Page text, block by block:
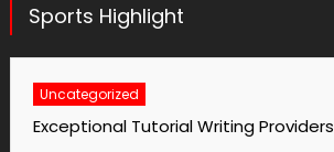
Sports Highlight
Uncategorized
Exceptional Tutorial Writing Providers